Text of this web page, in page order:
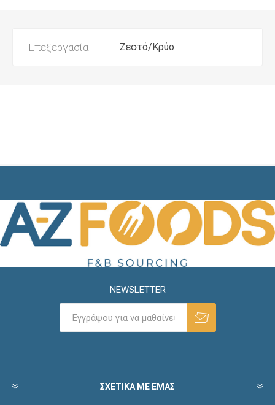
Επεξεργασία Ζεστό/Κρύο
NEWSLETTER
ΣΧΕΤΙΚΑ ΜΕ ΕΜΑΣ